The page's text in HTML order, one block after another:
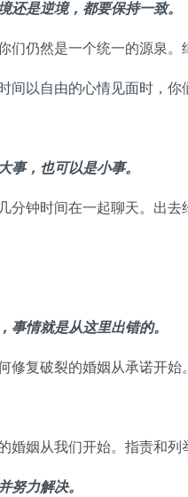
还是逆境，都要保持一致。
们仍然是一个统一的源泉。
以自由的心情见面时，你
事，也可以是小事。
钟时间在一起聊天。出去
事情就是从这里出错的。
修复破裂的婚姻从承诺开始
姻从我们开始。指责和
努力解决。